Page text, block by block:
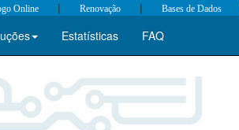
Online | Renovação | Bases de Dados
Estatísticas FAQ